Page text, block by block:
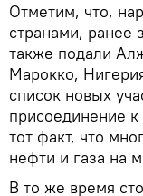
Отметим, что,
странами, ранее
также подали
Марокко,
список новых
присоединение к
тот факт, что
нефти и газа на
В то же время